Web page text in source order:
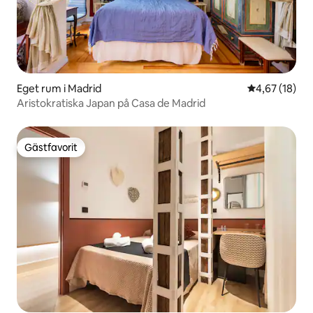
Eget rum i Madrid 4,67 av 5 i
4,67 (18)
Aristokratiska Japan på Casa de Madrid
Gästfavorit
Gästfavorit